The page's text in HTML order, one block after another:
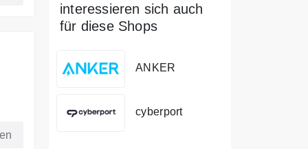
interessieren sich auch
für diese Shops
ANKER
cyberport